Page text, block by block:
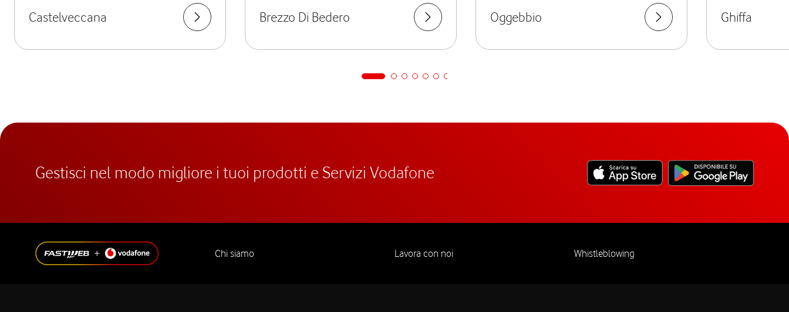
Castelveccana Brezzo Di Bedero Oggebbio Ghiffa
Gestisci nel modo migliore i tuoi prodotti e Servizi Vodafone
Chi siamo Lavora con noi Whistleblowing